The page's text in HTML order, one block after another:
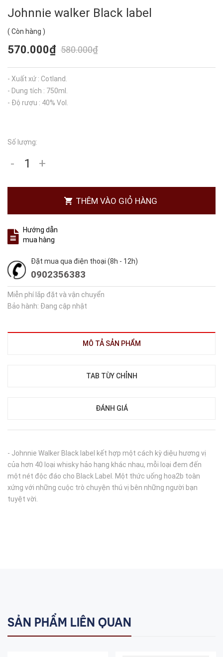
Johnnie walker Black label
( Còn hàng )
570.000₫ 580.000₫
- Xuất xứ : Cotland.
- Dung tích : 750ml.
- Độ rượu : 40% Vol.
Số lượng:
- +
THÊM VÀO GIỎ HÀNG
Hướng dẫn
mua hàng
Đặt mua qua điện thoại (8h - 12h)
0902356383
Miễn phí lắp đặt và vận chuyển
Bảo hành: Đang cập nhật
MÔ TẢ SẢN PHẨM
TAB TÙY CHỈNH
ĐÁNH GIÁ
- Johnnie Walker Black label kết hợp một cách kỳ diệu hương vị
của hơn 40 loại whisky hảo hạng khác nhau, mỗi loại đem đến
một nét độc đáo cho Black Label. Một thức uống hoa2b toàn
xứng với những cuộc trò chuyện thú vị bên những người bạn
tuyệt vời.
SẢN PHẨM LIÊN QUAN